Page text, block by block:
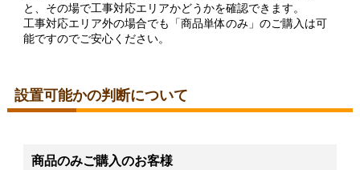
と、その場で工事対応エリアかどうかを確認できます。
工事対応エリア外の場合でも「商品単体のみ」のご購入は可
能ですのでご安心ください。
設置可能かの判断について
商品のみご購入のお客様